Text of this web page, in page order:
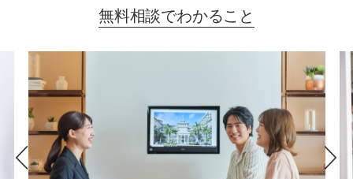
無料相談でわかること